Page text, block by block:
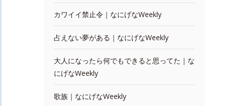
カワイイ禁止令｜なにげなWeekly
占えない夢がある｜なにげなWeekly
大人になったら何でもできると思ってた｜な
にげなWeekly
歌族｜なにげなWeekly